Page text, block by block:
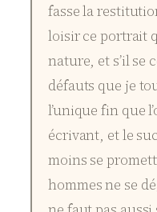
fasse la
loisir ce portrait
nature, et s’il se
défauts que je
l’unique fin que
écrivant, et le
moins se
hommes ne se